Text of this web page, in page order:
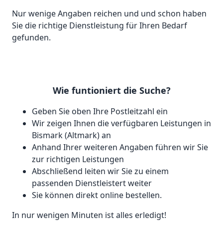
Nur wenige Angaben reichen und und schon haben
Sie die richtige Dienstleistung für Ihren Bedarf
gefunden.
Wie funtioniert die Suche?
Geben Sie oben Ihre Postleitzahl ein
Wir zeigen Ihnen die verfügbaren Leistungen in
Bismark (Altmark) an
Anhand Ihrer weiteren Angaben führen wir Sie
zur richtigen Leistungen
Abschließend leiten wir Sie zu einem
passenden Dienstleistert weiter
Sie können direkt online bestellen.
In nur wenigen Minuten ist alles erledigt!